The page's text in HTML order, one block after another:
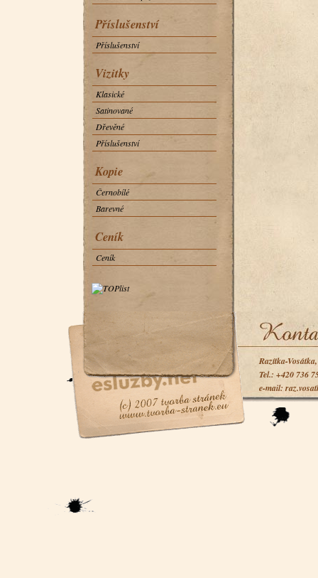
Příslušenství
Příslušenství
Vizitky
Klasické
Satinované
Dřevěné
Příslušenství
Kopie
Černobílé
Barevné
Ceník
Ceník
Razítka-
Tel.: +420 736
e-mail: